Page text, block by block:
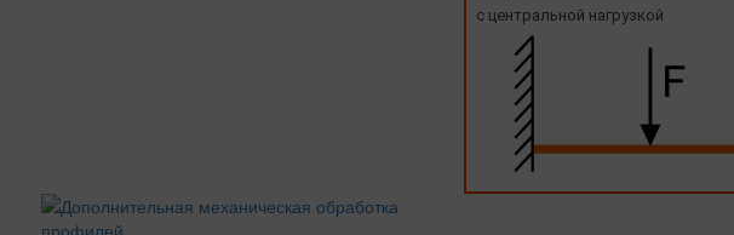
с центральной нагрузкой